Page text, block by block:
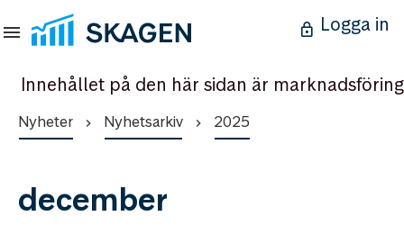
Logga in
Innehållet på den här sidan är marknadsföring
Nyheter Nyhetsarkiv 2025
december